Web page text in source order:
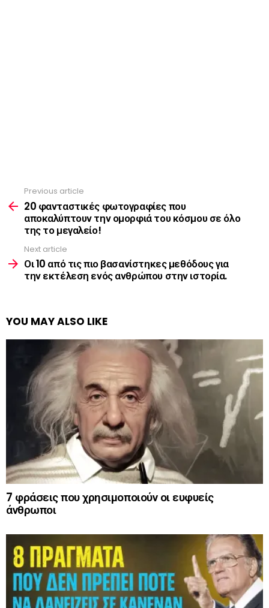
more
Previous article
20 φανταστικές φωτογραφίες που
αποκαλύπτουν την ομορφιά του κόσμου σε όλο
της το μεγαλείο!
Next article
Οι 10 από τις πιο βασανίστηκες μεθόδους για
την εκτέλεση ενός ανθρώπου στην ιστορία.
YOU MAY ALSO LIKE
7 φράσεις που χρησιμοποιούν οι ευφυείς
άνθρωποι